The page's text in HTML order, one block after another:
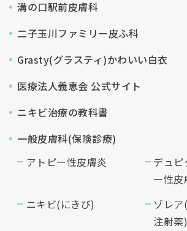
溝の口駅前皮膚科
二子玉川ファミリー皮ふ科
Grasty(グラスティ)かわいい白衣
医療法人義恵会 公式サイト
ニキビ治療の教科書
一般皮膚科(保険診療)
アトピー性皮膚炎
デュピ
ー性皮
ニキビ(にきび)
ゾレ
注射薬)